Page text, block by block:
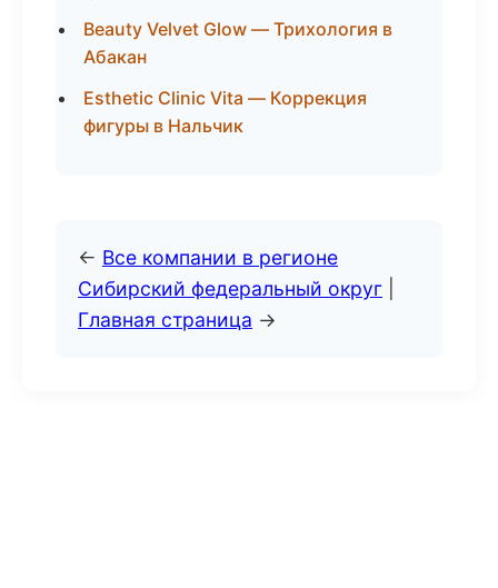
Beauty Velvet Glow — Трихология в
Абакан
Esthetic Clinic Vita — Коррекция
фигуры в Нальчик
← Все компании в регионе
Сибирский федеральный округ
Главная страница →